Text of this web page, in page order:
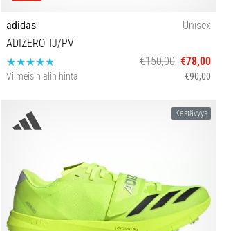
adidas
Unisex
ADIZERO TJ/PV
€150,00 €78,00
Viimeisin alin hinta €90,00
Kestävyys